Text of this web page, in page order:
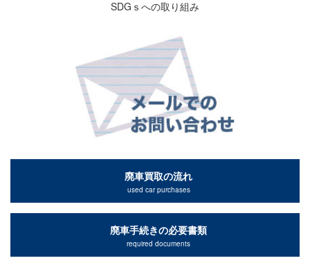
SDGｓへの取り組み
廃車買取の流れ
used car purchases
廃車手続きの必要書類
required documents